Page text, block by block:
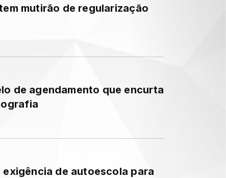
mutirão de regularização
de agendamento que encurta
de autoescola para